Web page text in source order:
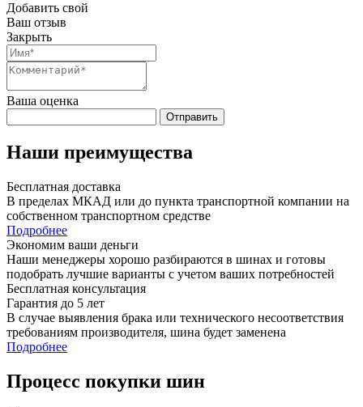
Добавить свой
Ваш отзыв
Закрыть
Ваша оценка
Отправить
Наши преимущества
Бесплатная доставка
В пределах МКАД или до пункта транспортной компании на
собственном транспортном средстве
Подробнее
Экономим ваши деньги
Наши менеджеры хорошо разбираются в шинах и готовы
подобрать лучшие варианты с учетом ваших потребностей
Бесплатная консультация
Гарантия до 5 лет
В случае выявления брака или технического несоответствия
требованиям производителя, шина будет заменена
Подробнее
Процесс покупки шин